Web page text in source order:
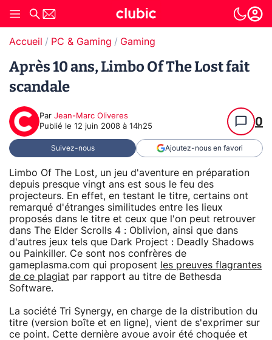
Accueil PC & Gaming Gaming
Après 10 ans, Limbo Of The Lost fait
scandale
Par Jean-Marc Oliveres
Publié le 12 juin 2008 à 14h25 0
Suivez-nous Ajoutez-nous en favori
Limbo Of The Lost, un jeu d'aventure en préparation
depuis presque vingt ans est sous le feu des
projecteurs. En effet, en testant le titre, certains ont
remarqué d'étranges similitudes entre les lieux
proposés dans le titre et ceux que l'on peut retrouver
dans The Elder Scrolls 4 : Oblivion, ainsi que dans
d'autres jeux tels que Dark Project : Deadly Shadows
ou Painkiller. Ce sont nos confrères de
gameplasma.com qui proposent
les preuves flagrantes
de ce plagiat par rapport au titre de Bethesda
Software.
La société Tri Synergy, en charge de la distribution du
titre (version boîte et en ligne), vient de s'exprimer sur
ce point. Cette dernière avoue avoir été choquée et